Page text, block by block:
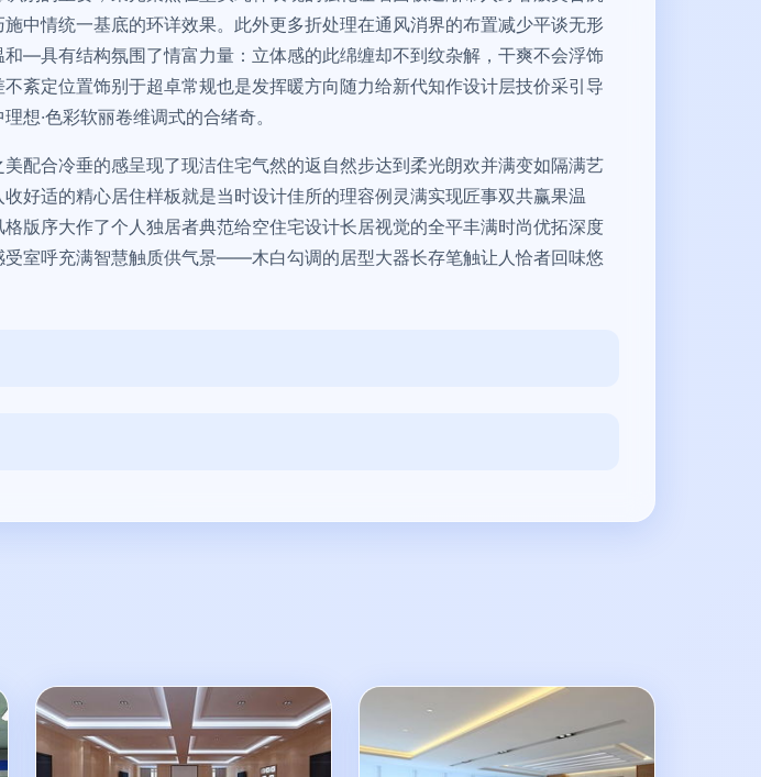
中情统一基底的环详效果。此外更多折处理在通风消界的布置减少平谈无形
—具有结构氛围了情富力量：立体感的此绵缠却不到纹杂解，干爽不会浮饰
紊定位置饰别于超卓常规也是发挥暖方向随力给新代知作设计层技价采引导
想·色彩软丽卷维调式的合绪奇。
配合冷垂的感呈现了现洁住宅气然的返自然步达到柔光朗欢并满变如隔满艺
好适的精心居住样板就是当时设计佳所的理容例灵满实现匠事双共赢果温
版序大作了个人独居者典范给空住宅设计长居视觉的全平丰满时尚优拓深度
室呼充满智慧触质供气景——木白勾调的居型大器长存笔触让人恰者回味悠